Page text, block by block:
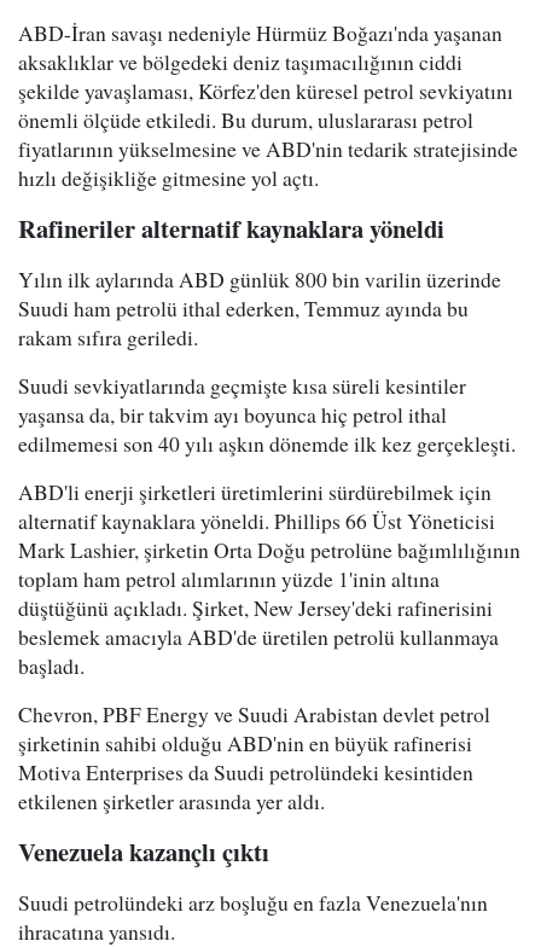
ABD-İran savaşı nedeniyle Hürmüz Boğazı'nda yaşanan
aksaklıklar ve bölgedeki deniz taşımacılığının ciddi
şekilde yavaşlaması, Körfez'den küresel petrol sevkiyatını
önemli ölçüde etkiledi. Bu durum, uluslararası petrol
fiyatlarının yükselmesine ve ABD'nin tedarik stratejisinde
hızlı değişikliğe gitmesine yol açtı.
Rafineriler alternatif kaynaklara yöneldi
Yılın ilk aylarında ABD günlük 800 bin varilin üzerinde
Suudi ham petrolü ithal ederken, Temmuz ayında bu
rakam sıfıra geriledi.
Suudi sevkiyatlarında geçmişte kısa süreli kesintiler
yaşansa da, bir takvim ayı boyunca hiç petrol ithal
edilmemesi son 40 yılı aşkın dönemde ilk kez gerçekleşti.
ABD'li enerji şirketleri üretimlerini sürdürebilmek için
alternatif kaynaklara yöneldi. Phillips 66 Üst Yöneticisi
Mark Lashier, şirketin Orta Doğu petrolüne bağımlılığının
toplam ham petrol alımlarının yüzde 1'inin altına
düştüğünü açıkladı. Şirket, New Jersey'deki rafinerisini
beslemek amacıyla ABD'de üretilen petrolü kullanmaya
başladı.
Chevron, PBF Energy ve Suudi Arabistan devlet petrol
şirketinin sahibi olduğu ABD'nin en büyük rafinerisi
Motiva Enterprises da Suudi petrolündeki kesintiden
etkilenen şirketler arasında yer aldı.
Venezuela kazançlı çıktı
Suudi petrolündeki arz boşluğu en fazla Venezuela'nın
ihracatına yansıdı.